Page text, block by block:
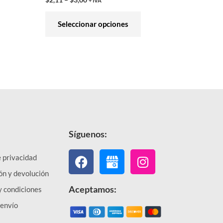
Seleccionar opciones
privacidad
y devolución
condiciones
Síguenos:
Facebook Instagram
Aceptamos: